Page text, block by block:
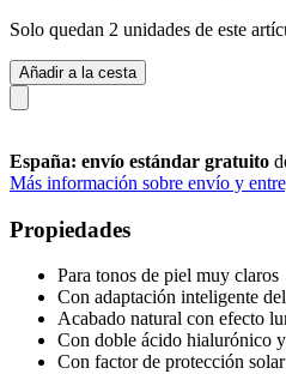
Solo quedan 2 unidades de este
Añadir a la cesta
España: envío estándar gratuito
Más información sobre envío y
Propiedades
Para tonos de piel muy claros
Con adaptación inteligente
Acabado natural con efecto
Con doble ácido hialurónico
Con factor de protección solar